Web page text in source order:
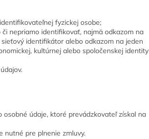
fyzickej osobe;
nepriamo identifikovať, najmä odkazom na
identifikátor alebo odkazom na jeden
kultúrnej alebo spoločenskej identity
údaje, ktoré prevádzkovateľ získal na
nutné pre plnenie zmluvy.